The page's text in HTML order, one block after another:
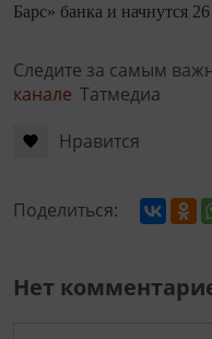
Барс» банка и начнутся
Следите за самым
канале Татмедиа
Нравится
Поделиться:
Нет